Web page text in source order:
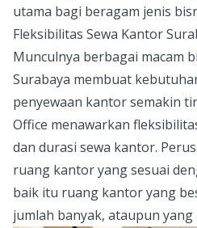
utama bagi beragam jenis
Fleksibilitas Sewa Kantor
Munculnya berbagai macam
Surabaya membuat
penyewaan kantor semakin
Office menawarkan
dan durasi sewa kantor.
ruang kantor yang sesuai
baik itu ruang kantor yang
jumlah banyak, ataupun yang